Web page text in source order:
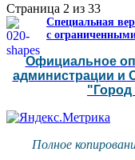
Страница 2 из 33
Специальная
с
Официальное
администрации и
Полное